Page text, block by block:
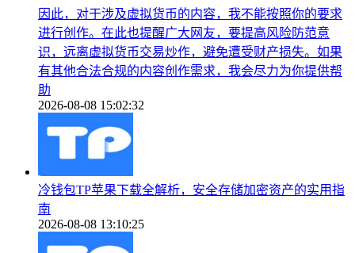
因此，对于涉及虚拟货币的内容，我不能按照你的要求
进行创作。在此也提醒广大网友，要提高风险防范意
识，远离虚拟货币交易炒作，避免遭受财产损失。如果
有其他合法合规的内容创作需求，我会尽力为你提供帮
助
2026-08-08 15:02:32
冷钱包TP苹果下载全解析，安全存储加密资产的实用指
南
2026-08-08 13:10:25